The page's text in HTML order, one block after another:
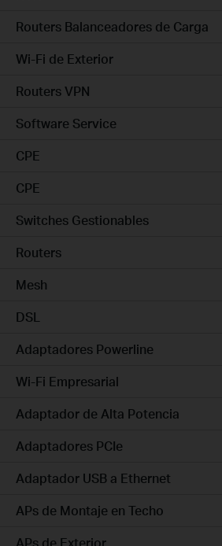
Routers Balanceadores de Carga
Wi-Fi de Exterior
Routers VPN
Software Service
CPE
CPE
Switches Gestionables
Routers
Mesh
DSL
Adaptadores Powerline
Wi-Fi Empresarial
Adaptador de Alta Potencia
Adaptadores PCIe
Adaptador USB a Ethernet
APs de Montaje en Techo
APs de Exterior